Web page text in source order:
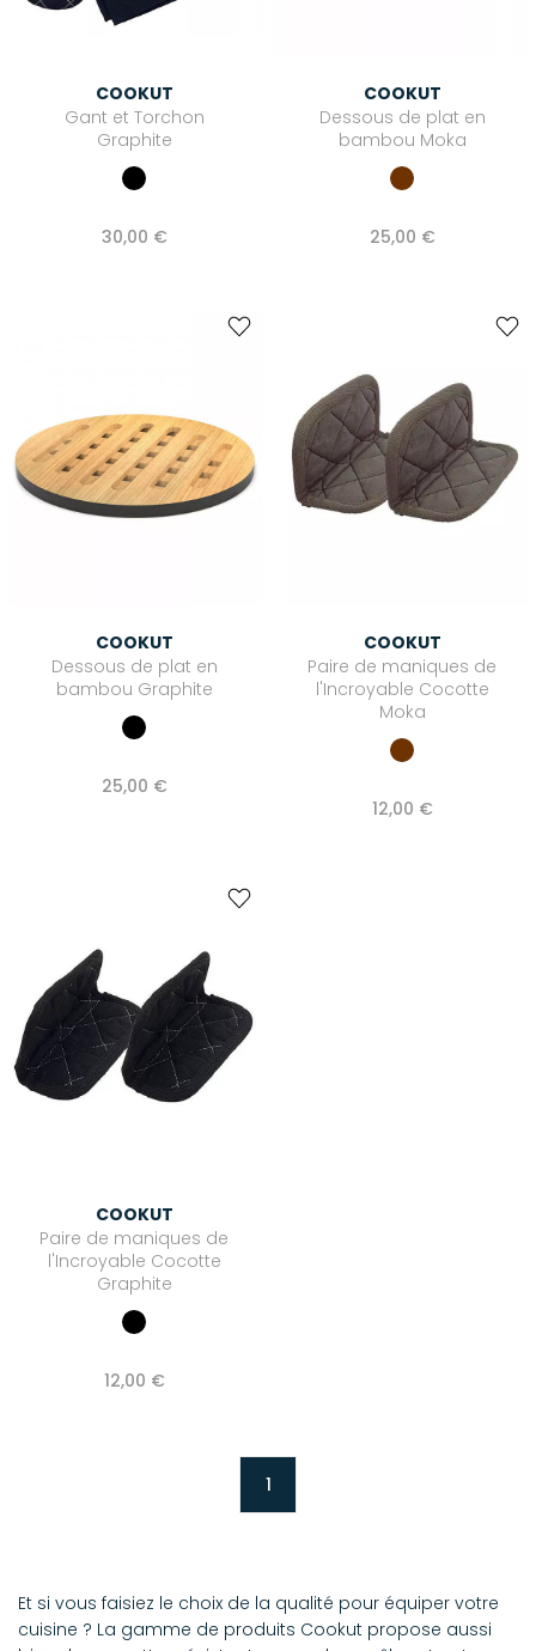
COOKUT
Gant et Torchon
Graphite
30,00 €
COOKUT
Dessous de plat en
bambou Moka
25,00 €
COOKUT
Dessous de plat en
bambou Graphite
25,00 €
COOKUT
Paire de maniques de
l'Incroyable Cocotte
Moka
12,00 €
COOKUT
Paire de maniques de
l'Incroyable Cocotte
Graphite
12,00 €
1
Et si vous faisiez le choix de la qualité pour équiper votre
cuisine ? La gamme de produits Cookut propose aussi